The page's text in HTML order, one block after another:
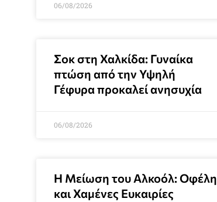
06/08/2026
Σοκ στη Χαλκίδα: Γυναίκα
πτώση από την Υψηλή
Γέφυρα προκαλεί ανησυχία
06/08/2026
Η Μείωση του Αλκοόλ: Οφέλη
και Χαμένες Ευκαιρίες